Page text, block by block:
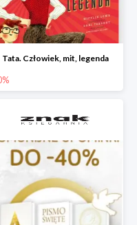
Tata. Człowiek, mit, legenda